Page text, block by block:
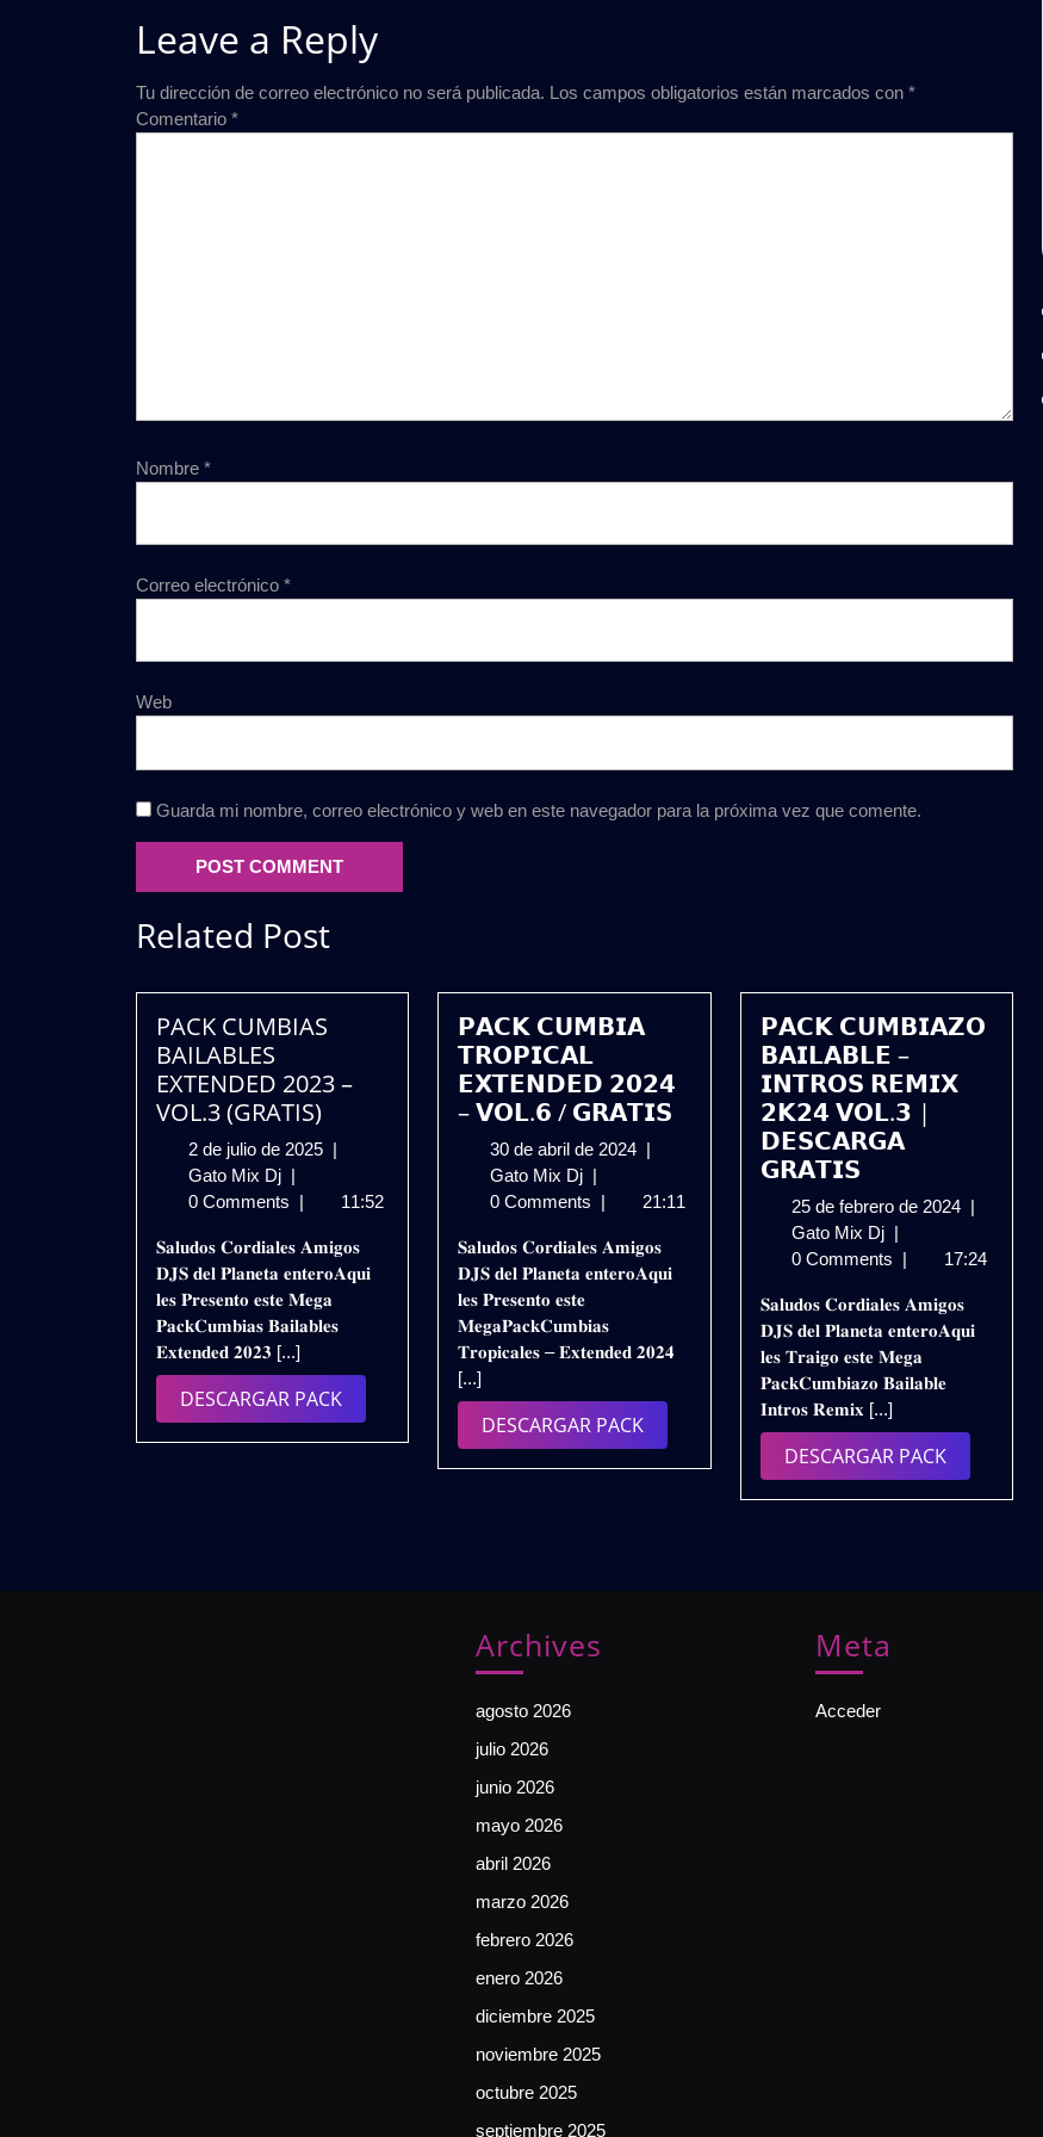
Leave a Reply
Tu dirección de correo electrónico no será publicada. Los campos obligatorios están marcados con *
Comentario *
Nombre *
Correo electrónico *
Web
Guarda mi nombre, correo electrónico y web en este navegador para la próxima vez que comente.
Related Post
PACK CUMBIAS
BAILABLES
EXTENDED 2023 –
VOL.3 (GRATIS)
2 de julio de 2025 2
julio
2025
|
Gato Mix Dj PACK
CUMBIAS
EXTENDED
2023
–
VOL.3
(GRATIS)
|
0 Comments | 11:52
𝐒𝐚𝐥𝐮𝐝𝐨𝐬 𝐂𝐨𝐫𝐝𝐢𝐚𝐥𝐞𝐬 𝐀𝐦𝐢𝐠𝐨𝐬
𝐃𝐉𝐒 𝐝𝐞𝐥 𝐏𝐥𝐚𝐧𝐞𝐭𝐚 𝐞𝐧𝐭𝐞𝐫𝐨𝐀𝐪𝐮𝐢
𝐥𝐞𝐬 𝐏𝐫𝐞𝐬𝐞𝐧𝐭𝐨 𝐞𝐬𝐭𝐞 𝐌𝐞𝐠𝐚
𝐏𝐚𝐜𝐤𝐂𝐮𝐦𝐛𝐢𝐚𝐬 𝐁𝐚𝐢𝐥𝐚𝐛𝐥𝐞𝐬
𝐄𝐱𝐭𝐞𝐧𝐝𝐞𝐝 𝟐𝟎𝟐𝟑 [...]
DESCARGAR PACKDESCARGAR
PACK
𝗣𝗔𝗖𝗞 𝗖𝗨𝗠𝗕𝗜𝗔
𝗧𝗥𝗢𝗣𝗜𝗖𝗔𝗟
𝗘𝗫𝗧𝗘𝗡𝗗𝗘𝗗 𝟮𝟬𝟮𝟰
– 𝗩𝗢𝗟.𝟲 / 𝗚𝗥𝗔𝗧𝗜𝗦
30 de abril de 2024 30
abril
2024
|
Gato Mix Dj 𝗣𝗔𝗖𝗞
𝗖𝗨𝗠𝗕𝗜𝗔
𝗘𝗫𝗧𝗘𝗡𝗗𝗘𝗗
𝟮𝟬𝟮𝟰
𝗩𝗢𝗟.𝟲
/
|
0 Comments | 21:11
𝐒𝐚𝐥𝐮𝐝𝐨𝐬 𝐂𝐨𝐫𝐝𝐢𝐚𝐥𝐞𝐬 𝐀𝐦𝐢𝐠𝐨𝐬
𝐃𝐉𝐒 𝐝𝐞𝐥 𝐏𝐥𝐚𝐧𝐞𝐭𝐚 𝐞𝐧𝐭𝐞𝐫𝐨𝐀𝐪𝐮𝐢
𝐥𝐞𝐬 𝐏𝐫𝐞𝐬𝐞𝐧𝐭𝐨 𝐞𝐬𝐭𝐞
𝐌𝐞𝐠𝐚𝐏𝐚𝐜𝐤𝐂𝐮𝐦𝐛𝐢𝐚𝐬
𝐓𝐫𝐨𝐩𝐢𝐜𝐚𝐥𝐞𝐬 – 𝐄𝐱𝐭𝐞𝐧𝐝𝐞𝐝 𝟐𝟎𝟐𝟒
[...]
DESCARGAR PACKDESCARGAR
PACK
𝗣𝗔𝗖𝗞 𝗖𝗨𝗠𝗕𝗜𝗔𝗭𝗢
𝗕𝗔𝗜𝗟𝗔𝗕𝗟𝗘 –
𝗜𝗡𝗧𝗥𝗢𝗦 𝗥𝗘𝗠𝗜𝗫
𝟮𝗞𝟮𝟰 𝗩𝗢𝗟.𝟯 |
𝗗𝗘𝗦𝗖𝗔𝗥𝗚𝗔
𝗚𝗥𝗔𝗧𝗜𝗦
25 de febrero de 2024 25
febrero
|
Gato Mix Dj 𝗣𝗔𝗖𝗞
𝗖𝗨𝗠𝗕𝗜𝗔𝗭𝗢
–
𝗜𝗡𝗧𝗥𝗢𝗦
𝗥𝗘𝗠𝗜𝗫
𝟮𝗞𝟮𝟰
𝗩𝗢𝗟.𝟯
𝗗𝗘𝗦𝗖𝗔𝗥𝗚𝗔
|
0 Comments | 17:24
𝐒𝐚𝐥𝐮𝐝𝐨𝐬 𝐂𝐨𝐫𝐝𝐢𝐚𝐥𝐞𝐬 𝐀𝐦𝐢𝐠𝐨𝐬
𝐃𝐉𝐒 𝐝𝐞𝐥 𝐏𝐥𝐚𝐧𝐞𝐭𝐚 𝐞𝐧𝐭𝐞𝐫𝐨𝐀𝐪𝐮𝐢
𝐥𝐞𝐬 𝐓𝐫𝐚𝐢𝐠𝐨 𝐞𝐬𝐭𝐞 𝐌𝐞𝐠𝐚
𝐏𝐚𝐜𝐤𝐂𝐮𝐦𝐛𝐢𝐚𝐳𝐨 𝐁𝐚𝐢𝐥𝐚𝐛𝐥𝐞
𝐈𝐧𝐭𝐫𝐨𝐬 𝐑𝐞𝐦𝐢𝐱 [...]
DESCARGAR PACKDESCARGAR
PACK
Archives
agosto 2026
julio 2026
junio 2026
mayo 2026
abril 2026
marzo 2026
febrero 2026
enero 2026
diciembre 2025
noviembre 2025
octubre 2025
septiembre 2025
Meta
Acceder